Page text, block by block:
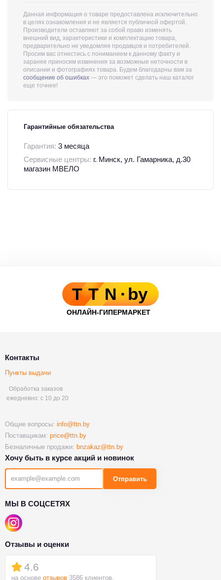
Данная информация о товаре предоставлена исключительно
в целях ознакомления и не является публичной офертой.
Производители оставляют за собой право изменять
внешний вид, характеристики и комплектацию товара,
предварительно не уведомляя продавцов и потребителей.
Просим вас отнестись с пониманием к данному факту и
заранее приносим извинения за возможные неточности в
описании и фотографиях товара. Будем благодарны вам за
сообщение об ошибках — это поможет сделать наш каталог
еще точнее!
Гарантийные обязательства
Гарантия: 3 месяца
Сервисные центры: г. Минск, ул. Гамарника, д.30
магазин МВЕЛО
Контакты
Пункты выдачи
Обработка заказов
ежедневно: с 10 до 20
Общие вопросы: info@ttn.by
Поставщикам: price@ttn.by
Безналичные продажи: bnzakaz@ttn.by
Хочу быть в курсе акций и новинок
Отправить
МЫ В СОЦСЕТЯХ
Отзывы и оценки
4.6
на основе отзывов 3586 клиентов.